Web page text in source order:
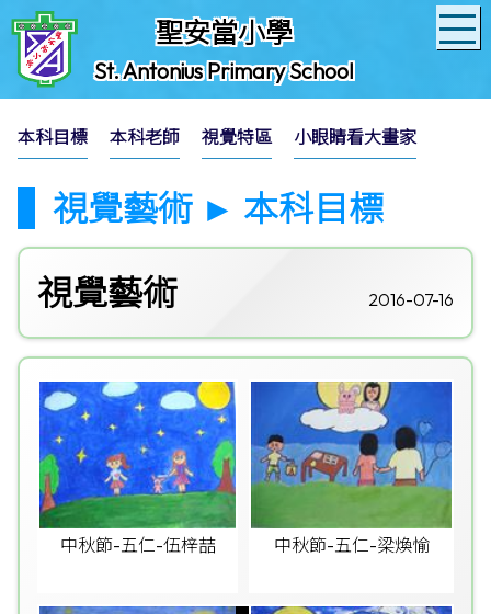
聖安當小學
St. Antonius Primary School
本科目標 本科老師 視覺特區 小眼睛看大畫家
視覺藝術 ► 本科目標
視覺藝術
2016-07-16
中秋節-五仁-伍梓喆 中秋節-五仁-梁煥愉